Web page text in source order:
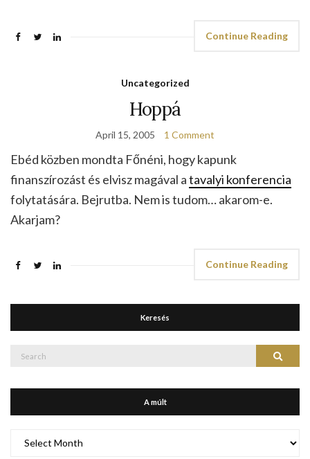
Continue Reading
Uncategorized
Hoppá
April 15, 2005 1 Comment
Ebéd közben mondta Főnéni, hogy kapunk
finanszírozást és elvisz magával atavalyi konferencia
folytatására. Bejrutba. Nem is tudom… akarom-e.
Akarjam?
Continue Reading
Keresés
Search
A múlt
múlt